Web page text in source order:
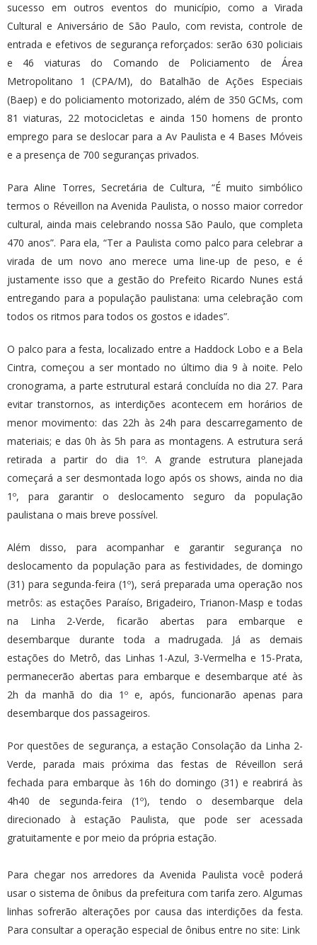
sucesso em outros eventos do município, como a Virada
Cultural e Aniversário de São Paulo, com revista, controle de
entrada e efetivos de segurança reforçados: serão 630 policiais
e 46 viaturas do Comando de Policiamento de Área
Metropolitano 1 (CPA/M), do Batalhão de Ações Especiais
(Baep) e do policiamento motorizado, além de 350 GCMs, com
81 viaturas, 22 motocicletas e ainda 150 homens de pronto
emprego para se deslocar para a Av Paulista e 4 Bases Móveis
e a presença de 700 seguranças privados.
Para Aline Torres, Secretária de Cultura, “É muito simbólico
termos o Réveillon na Avenida Paulista, o nosso maior corredor
cultural, ainda mais celebrando nossa São Paulo, que completa
470 anos”. Para ela, “Ter a Paulista como palco para celebrar a
virada de um novo ano merece uma line-up de peso, e é
justamente isso que a gestão do Prefeito Ricardo Nunes está
entregando para a população paulistana: uma celebração com
todos os ritmos para todos os gostos e idades”.
O palco para a festa, localizado entre a Haddock Lobo e a Bela
Cintra, começou a ser montado no último dia 9 à noite. Pelo
cronograma, a parte estrutural estará concluída no dia 27. Para
evitar transtornos, as interdições acontecem em horários de
menor movimento: das 22h às 24h para descarregamento de
materiais; e das 0h às 5h para as montagens. A estrutura será
retirada a partir do dia 1º. A grande estrutura planejada
começará a ser desmontada logo após os shows, ainda no dia
1º, para garantir o deslocamento seguro da população
paulistana o mais breve possível.
Além disso, para acompanhar e garantir segurança no
deslocamento da população para as festividades, de domingo
(31) para segunda-feira (1º), será preparada uma operação nos
metrôs: as estações Paraíso, Brigadeiro, Trianon-Masp e todas
na Linha 2-Verde, ficarão abertas para embarque e
desembarque durante toda a madrugada. Já as demais
estações do Metrô, das Linhas 1-Azul, 3-Vermelha e 15-Prata,
permanecerão abertas para embarque e desembarque até às
2h da manhã do dia 1º e, após, funcionarão apenas para
desembarque dos passageiros.
Por questões de segurança, a estação Consolação da Linha 2-
Verde, parada mais próxima das festas de Réveillon será
fechada para embarque às 16h do domingo (31) e reabrirá às
4h40 de segunda-feira (1º), tendo o desembarque dela
direcionado à estação Paulista, que pode ser acessada
gratuitamente e por meio da própria estação.
Para chegar nos arredores da Avenida Paulista você poderá
usar o sistema de ônibus da prefeitura com tarifa zero. Algumas
linhas sofrerão alterações por causa das interdições da festa.
Para consultar a operação especial de ônibus entre no site: Link